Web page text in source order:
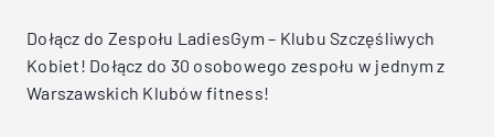
Dołącz do Zespołu LadiesGym – Klubu Szczęśliwych
Kobiet! Dołącz do 30 osobowego zespołu w jednym z
Warszawskich Klubów fitness!